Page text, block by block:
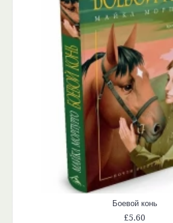
Боевой конь
£5.60